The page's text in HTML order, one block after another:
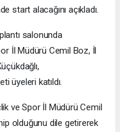
start alacağını açıkladı.
salonunda
İl Müdürü Cemil Boz, İl
üyeleri katıldı.
ve Spor İl Müdürü Cemil
olduğunu dile getirerek